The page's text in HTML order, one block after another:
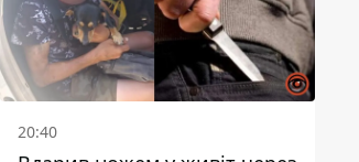
20:40